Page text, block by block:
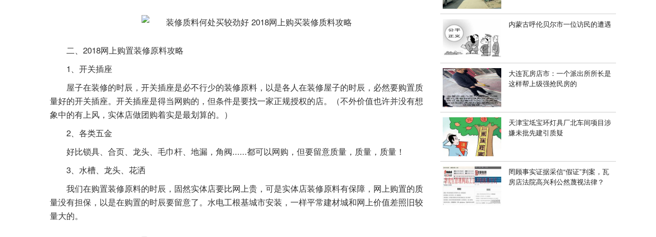
二、2018网上购置装修原料攻略
1、开关插座
屋子在装修的时辰，开关插座是必不行少的装修原料，以是各人在装修屋子的时辰，必然要购置质
量好的开关插座。开关插座是得当网购的，但条件是要找一家正规授权的店。（不外价值也许并没有想
象中的有上风，实体店做团购着实是最划算的。）
2、各类五金
好比锁具、合页、龙头、毛巾杆、地漏，角阀......都可以网购，但要留意质量，质量，质量！
3、水槽、龙头、花洒
我们在购置装修原料的时辰，固然实体店要比网上贵，可是实体店装修原料有保障，网上购置的质
量没有担保，以是在购置的时辰要留意了。水电工根基城市安装，一样平常建材城和网上价值差照旧较
量大的。
内蒙古呼伦贝尔市一位访民的遭遇
大连瓦房店市：一个派出所所长是
这样帮上级强抢民房的
天津宝坻宝环灯具厂北车间项目涉
嫌未批先建引质疑
罔顾事实证据采信“假证”判案，瓦
房店法院高兴利公然蔑视法律？